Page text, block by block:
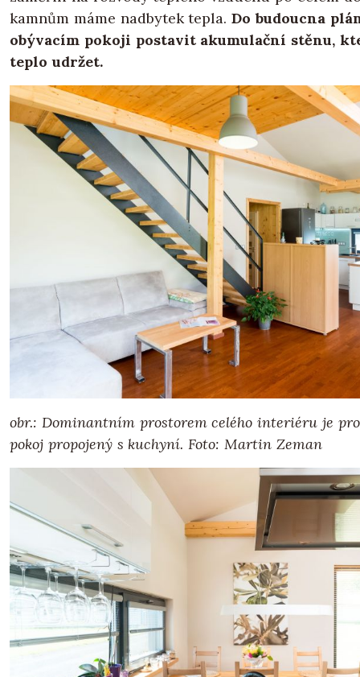
kamnům máme nadbytek tepla. Do budoucna
obývacím pokoji postavit akumulační stěnu,
teplo udržet.
obr.: Dominantním prostorem celého interiéru je
pokoj propojený s kuchyní. Foto: Martin Zeman